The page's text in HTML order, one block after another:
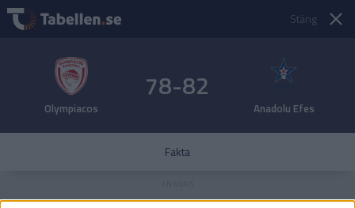
Stäng
Olympiacos
78-82
Anadolu Efes
Fakta